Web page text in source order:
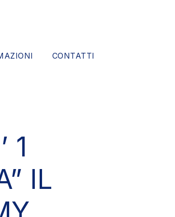
CONTATTI
1
IL